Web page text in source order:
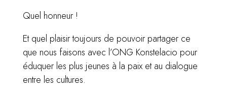
Quel honneur !
Et quel plaisir toujours de pouvoir partager ce
que nous faisons avec l’ONG Konstelacio pour
éduquer les plus jeunes à la paix et au dialogue
entre les cultures.